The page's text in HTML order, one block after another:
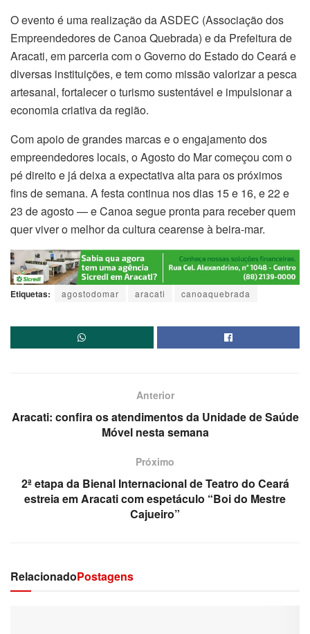
O evento é uma realização da ASDEC (Associação dos
Empreendedores de Canoa Quebrada) e da Prefeitura de
Aracati, em parceria com o Governo do Estado do Ceará e
diversas instituições, e tem como missão valorizar a pesca
artesanal, fortalecer o turismo sustentável e impulsionar a
economia criativa da região.
Com apoio de grandes marcas e o engajamento dos
empreendedores locais, o Agosto do Mar começou com o
pé direito e já deixa a expectativa alta para os próximos
fins de semana. A festa continua nos dias 15 e 16, e 22 e
23 de agosto — e Canoa segue pronta para receber quem
quer viver o melhor da cultura cearense à beira-mar.
Etiquetas: agostodomar aracati canoaquebrada
Anterior
Aracati: confira os atendimentos da Unidade de Saúde
Móvel nesta semana
Próximo
2ª etapa da Bienal Internacional de Teatro do Ceará
estreia em Aracati com espetáculo “Boi do Mestre
Cajueiro”
RelacionadoPostagens